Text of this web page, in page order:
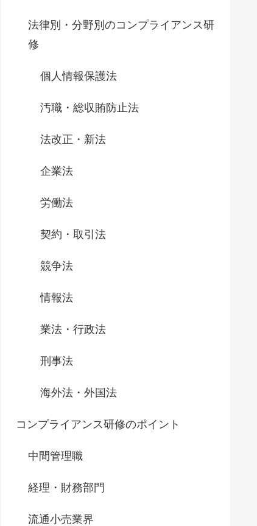
法律別・分野別のコンプライアンス研
修
個人情報保護法
汚職・総収賄防止法
法改正・新法
企業法
労働法
契約・取引法
競争法
情報法
業法・行政法
刑事法
海外法・外国法
コンプライアンス研修のポイント
中間管理職
経理・財務部門
流通小売業界